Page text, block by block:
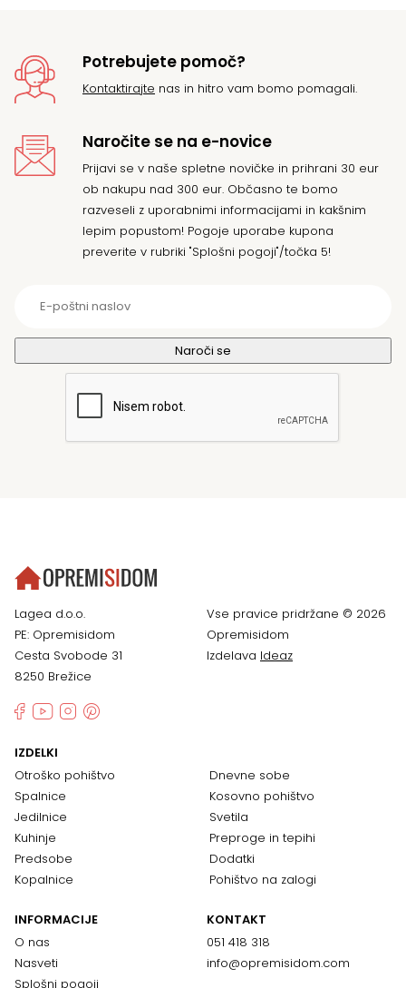
Potrebujete pomoč?
Kontaktirajte nas in hitro vam bomo pomagali.
Naročite se na e-novice
Prijavi se v naše spletne novičke in prihrani 30 eur
ob nakupu nad 300 eur. Občasno te bomo
razveseli z uporabnimi informacijami in kakšnim
lepim popustom! Pogoje uporabe kupona
preverite v rubriki "Splošni pogoji"/točka 5!
Lagea d.o.o.
PE: Opremisidom
Cesta Svobode 31
8250 Brežice
Vse pravice pridržane © 2026
Opremisidom
Izdelava Ideaz
IZDELKI
Otroško pohištvo
Spalnice
Jedilnice
Kuhinje
Predsobe
Kopalnice
Dnevne sobe
Kosovno pohištvo
Svetila
Preproge in tepihi
Dodatki
Pohištvo na zalogi
INFORMACIJE
O nas
Nasveti
Splošni pogoji
KONTAKT
051 418 318
info@opremisidom.com